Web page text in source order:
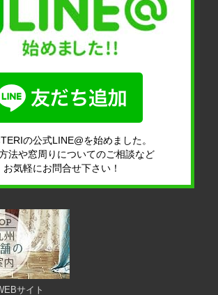
の公式LINE@を始めました。
法や窓周りについてのご相談など
お気軽にお問合せ下さい！
サイト